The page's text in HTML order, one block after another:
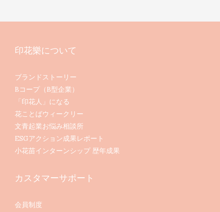
印花樂について
ブランドストーリー
Bコープ（B型企業）
「印花人」になる
花ことばウィークリー
文青起業お悩み相談所
ESGアクション成果レポート
小花苗インターンシップ 歴年成果
カスタマーサポート
会員制度